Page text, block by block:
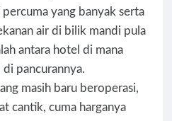
yang banyak serta
air di bilik mandi pula
antara hotel di mana
di pancurannya.
masih baru beroperasi,
cantik, cuma harganya